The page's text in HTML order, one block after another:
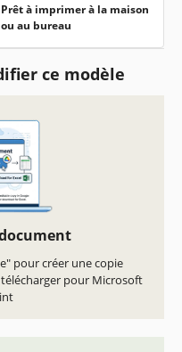
Prêt à imprimer à la maison
ou au bureau
ce modèle
pour créer une copie
pour Microsoft